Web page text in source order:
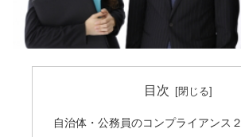
目次
自治体・公務員のコンプライアンス２